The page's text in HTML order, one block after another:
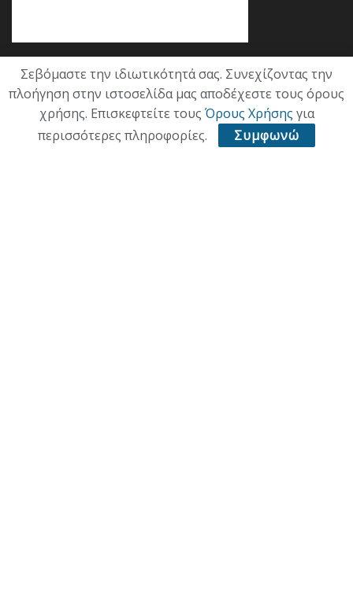
Κατηγορίες
ΕΠΙΚΑΙΡΟΤΗΤΑ
Σεβόμαστε την ιδιωτικότητά σας. Συνεχίζοντας την
πλοήγηση στην ιστοσελίδα μας αποδέχεστε τους όρους
χρήσης. Επισκεφτείτε τους Όρους Χρήσης για
περισσότερες πληροφορίες.
Συμφωνώ